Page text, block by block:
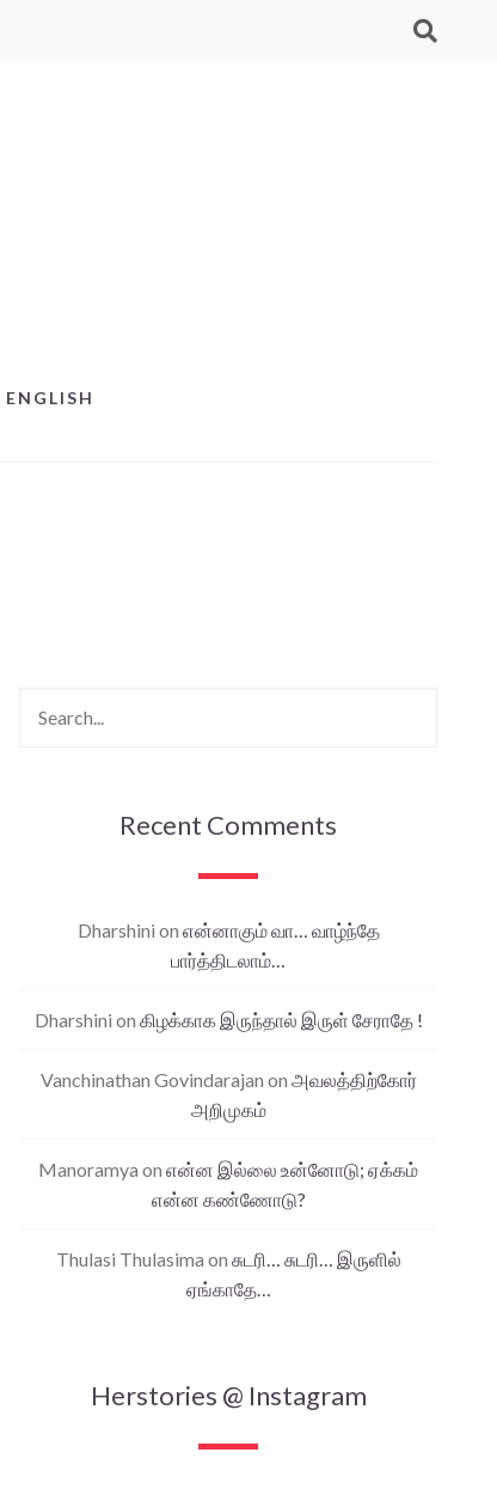
ENGLISH
Recent Comments
Dharshini on என்னாகும் வா… வாழ்ந்தே
பார்த்திடலாம்…
Dharshini on கிழக்காக இருந்தால் இருள் சேராதே !
Vanchinathan Govindarajan on அவலத்திற்கோர்
அறிமுகம்
Manoramya on என்ன இல்லை உன்னோடு; ஏக்கம்
என்ன கண்ணோடு?
Thulasi Thulasima on சுடரி… சுடரி… இருளில்
ஏங்காதே…
Herstories @ Instagram